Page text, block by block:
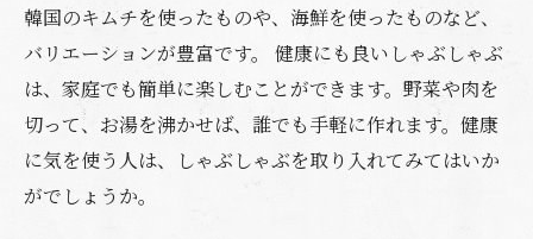
韓国のキムチを使ったものや、海鮮を使ったものなど、
バリエーションが豊富です。 健康にも良いしゃぶしゃぶ
は、家庭でも簡単に楽しむことができます。野菜や肉を
切って、お湯を沸かせば、誰でも手軽に作れます。健康
に気を使う人は、しゃぶしゃぶを取り入れてみてはいか
がでしょうか。